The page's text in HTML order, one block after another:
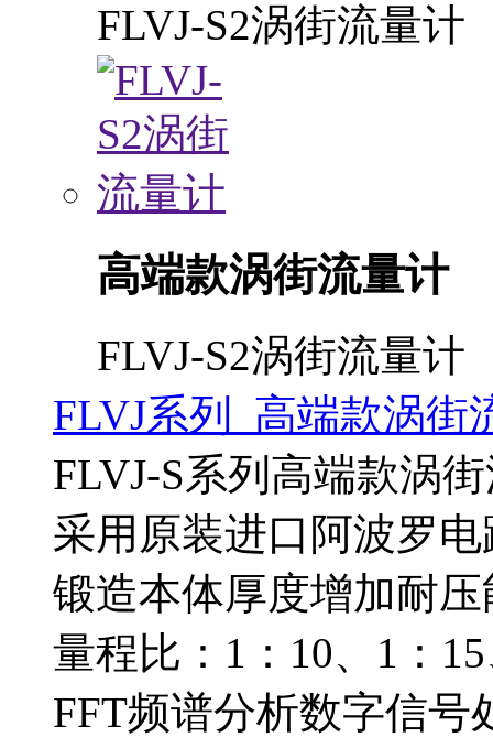
FLVJ-S2涡街流量计
高端款涡街流量计
FLVJ-S2涡街流量计
FLVJ系列 高端款涡街
FLVJ-S系列高端款涡
采用原装进口阿波罗
锻造本体厚度增加耐
量程比：1：10、1：
FFT频谱分析数字信号